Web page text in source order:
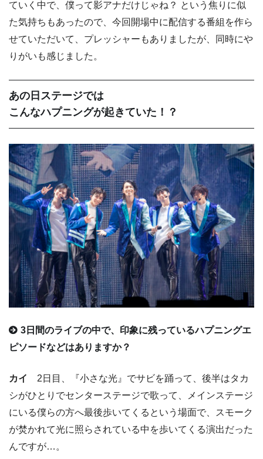
ていく中で、僕って影アナだけじゃね？ という焦りに似
た気持ちもあったので、今回開場中に配信する番組を作ら
せていただいて、プレッシャーもありましたが、同時にや
りがいも感じました。
あの日ステージでは
こんなハプニングが起きていた！？
3日間のライブの中で、印象に残っているハプニングエ
ピソードなどはありますか？
カイ
2日目、『小さな光』でサビを踊って、後半はタカ
シがひとりでセンターステージで歌って、メインステージ
にいる僕らの方へ最後歩いてくるという場面で、スモーク
が焚かれて光に照らされている中を歩いてくる演出だった
んですが…。